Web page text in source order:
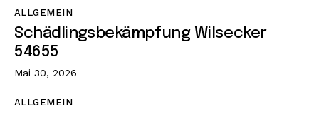
ALLGEMEIN
Schädlingsbekämpfung Wilsecker
54655
Mai 30, 2026
ALLGEMEIN